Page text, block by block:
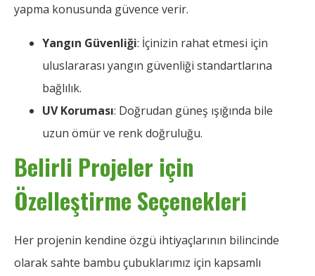
yapma konusunda güvence verir.
Yangın Güvenliği: İçinizin rahat etmesi için
uluslararası yangın güvenliği standartlarına
bağlılık.
UV Koruması: Doğrudan güneş ışığında bile
uzun ömür ve renk doğruluğu.
Belirli Projeler için
Özelleştirme Seçenekleri
Her projenin kendine özgü ihtiyaçlarının bilincinde
olarak sahte bambu çubuklarımız için kapsamlı